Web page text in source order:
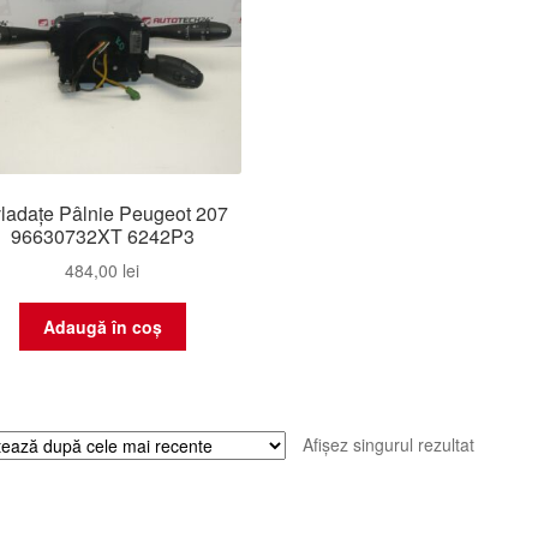
Pâlnie Peugeot 207
96630732XT 6242P3
484,00 lei
Adaugă în coș
Afișez singurul rezultat